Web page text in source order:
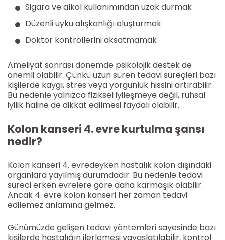
Sigara ve alkol kullanımından uzak durmak
Düzenli uyku alışkanlığı oluşturmak
Doktor kontrollerini aksatmamak
Ameliyat sonrası dönemde psikolojik destek de
önemli olabilir. Çünkü uzun süren tedavi süreçleri bazı
kişilerde kaygı, stres veya yorgunluk hissini artırabilir.
Bu nedenle yalnızca fiziksel iyileşmeye değil, ruhsal
iyilik haline de dikkat edilmesi faydalı olabilir.
Kolon kanseri 4. evre kurtulma şansı
nedir?
Kolon kanseri 4. evredeyken hastalık kolon dışındaki
organlara yayılmış durumdadır. Bu nedenle tedavi
süreci erken evrelere göre daha karmaşık olabilir.
Ancak 4. evre kolon kanseri her zaman tedavi
edilemez anlamına gelmez.
Günümüzde gelişen tedavi yöntemleri sayesinde bazı
kişilerde hastalığın ilerlemesi yavaşlatılabilir, kontrol